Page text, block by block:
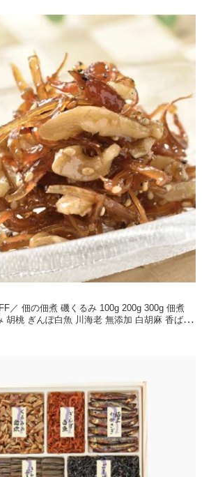
／ 佃の佃煮 磯くるみ 100g 200g 300g 佃煮
胡桃 ぎんぽ白魚 川海老 無添加 白胡麻 香ばし
酒の肴 おつまみ 海鮮珍味 お取り寄せ グル
祝い お中元 夏ギフト お節 お節料理 おせち料